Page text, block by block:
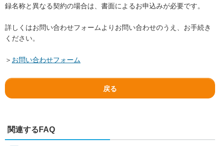
録名称と異なる契約の場合は、書面によるお申込みが必要です。
詳しくはお問い合わせフォームよりお問い合わせのうえ、お手続き
ください。
＞ お問い合わせフォーム
戻る
関連するFAQ